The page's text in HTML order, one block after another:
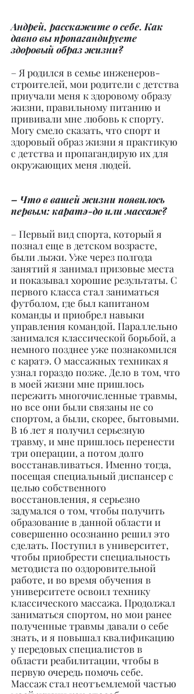
Андрей, расскажите о себе. Как
давно вы пропагандируете
здоровый образ жизни?
– Я родился в семье инженеров-
строителей, мои родители с детства
приучали меня к здоровому образу
жизни, правильному питанию и
прививали мне любовь к спорту.
Могу смело сказать, что спорт и
здоровый образ жизни я практикую
с детства и пропагандирую их для
окружающих меня людей.
– Что в вашей жизни появилось
первым: каратэ-до или массаж?
– Первый вид спорта, который я
познал еще в детском возрасте,
были лыжи. Уже через полгода
занятий я занимал призовые места
и показывал хорошие результаты. С
первого класса стал заниматься
футболом, где был капитаном
команды и приобрел навыки
управления командой. Параллельно
занимался классической борьбой, а
немного позднее уже познакомился
с каратэ. О массажных техниках я
узнал гораздо позже. Дело в том, что
в моей жизни мне пришлось
пережить многочисленные травмы,
но все они были связаны не со
спортом, а были, скорее, бытовыми.
В 16 лет я получил серьезную
травму, и мне пришлось перенести
три операции, а потом долго
восстанавливаться. Именно тогда,
посещая специальный диспансер с
целью собственного
восстановления, я серьезно
задумался о том, чтобы получить
образование в данной области и
совершенно осознанно решил это
сделать. Поступил в университет,
чтобы приобрести специальность
методиста по оздоровительной
работе, и во время обучения в
университете освоил технику
классического массажа. Продолжал
заниматься спортом, но мои ранее
полученные травмы давали о себе
знать, и я повышал квалификацию
у передовых специалистов в
области реабилитации, чтобы в
первую очередь помочь себе.
Массаж стал неотъемлемой частью